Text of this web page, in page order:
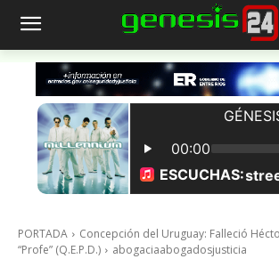
PORTADA
Concepción del Uruguay: Falleció
“Profe” (Q.E.P.D.)
abogaciaabogadosjusticia